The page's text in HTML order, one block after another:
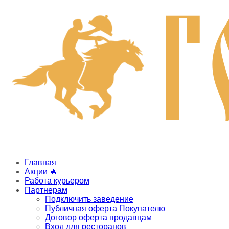
Главная
Акции 🔥
Работа курьером
Партнерам
Подключить заведение
Публичная оферта Покупателю
Договор оферта продавцам
Вход для ресторанов